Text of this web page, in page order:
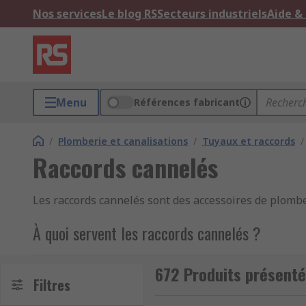
Nos servicesLe blog RSSecteurs industrielsAide
Menu Références fabricant
/ Plomberie et canalisations / Tuyaux et raccords /
Raccords cannelés
Les raccords cannelés sont des accessoires de
À quoi servent les raccords cannelés ?
Les raccords cannelés sont utilisés pour connecter
connecter ou raccorder 2 tuyaux entre eux, offrant
Filtres 672 Produits